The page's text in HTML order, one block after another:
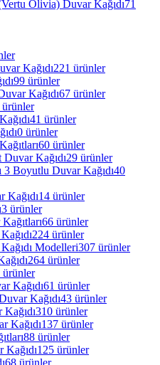
Olivia) Duvar Kağıdı71
Kağıdı221 ürünler
99 ürünler
Kağıdı67 ürünler
ürünler
41 ürünler
0 ürünler
60 ürünler
Kağıdı29 ürünler
Boyutlu Duvar Kağıdı40
Kağıdı14 ürünler
3 ürünler
66 ürünler
224 ürünler
Modelleri307 ürünler
264 ürünler
ürünler
Kağıdı61 ürünler
Kağıdı43 ürünler
310 ürünler
Kağıdı137 ürünler
88 ürünler
Kağıdı125 ürünler
68 ürünler